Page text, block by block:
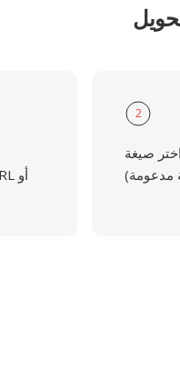
2
اختر صيغة dxf أو أية صيغة أخرى أنت بحاجةٍ